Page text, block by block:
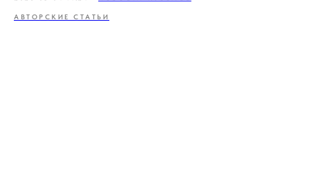
АВТОРСКИЕ СТАТЬИ